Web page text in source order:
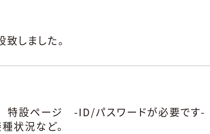
しました。
特設ページ -ID/パスワードが必要です-
状況など。